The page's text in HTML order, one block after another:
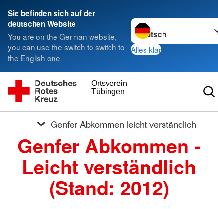
Sie befinden sich auf der
deutschen Website
You are on the German website,
you can use the switch to switch to
the English one
Sprache wechseln zu
Alles klar
Tübingen
Ortsverein
Genfer Abkommen leicht verständlich
Genfer Abkommen -
Leicht verständlich
(Stand: 2012)